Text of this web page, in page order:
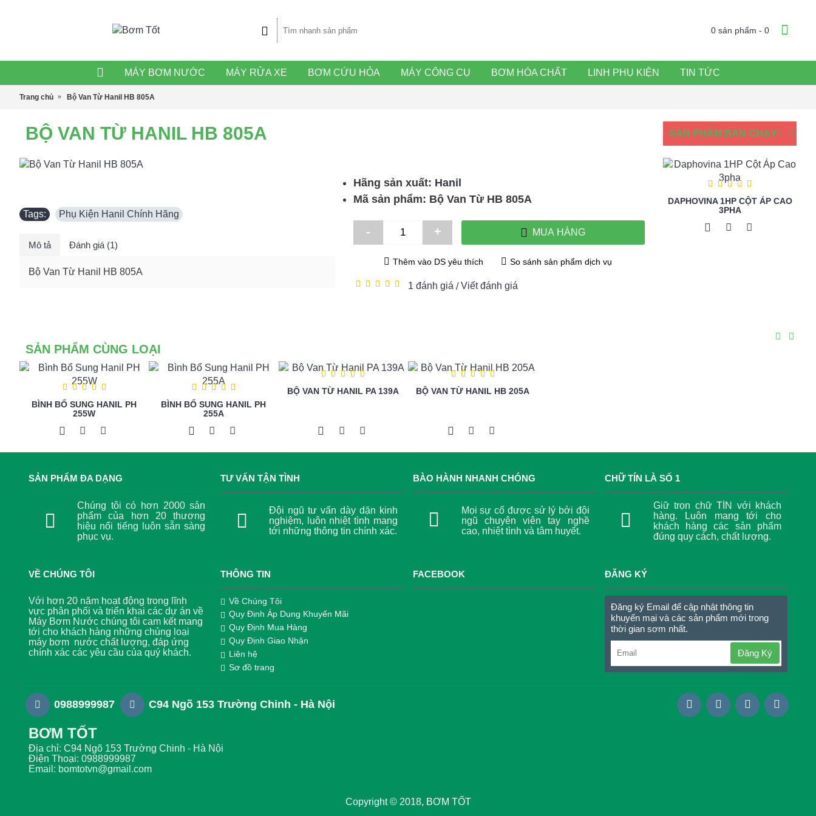
0 sản phẩm - 0
MÁY BƠM NƯỚC MÁY RỬA XE BƠM CỨU HỎA MÁY CÔNG CỤ BƠM HÓA CHẤT LINH PHỤ KIỆN TIN TỨC
Trang chủ Bộ Van Từ Hanil HB 805A
SẢN PHẨM BÁN CHẠY
DAPHOVINA 1HP CỘT ÁP CAO
3PHA
BỘ VAN TỪ HANIL HB 805A
Tags: Phụ Kiện Hanil Chính Hãng
Mô tả Đánh giá (1)
Bộ Van Từ Hanil HB 805A
Hãng sản xuất: Hanil
Mã sản phẩm: Bộ Van Từ HB 805A
- + MUA HÀNG
Thêm vào DS yêu thích So sánh sản phẩm dịch vụ
1 đánh giá /Viết đánh giá
SẢN PHẨM CÙNG LOẠI
BÌNH BỔ SUNG HANIL PH
255W
BÌNH BỔ SUNG HANIL PH
255A
BỘ VAN TỪ HANIL PA 139A BỘ VAN TỪ HANIL HB 205A
SẢN PHẨM ĐA DẠNG
Chúng tôi có hơn 2000 sản
phẩm của hơn 20 thương
hiệu nổi tiếng luôn sẵn sàng
phục vụ.
TƯ VẤN TẬN TÌNH
Đội ngũ tư vấn dày dặn kinh
nghiệm, luôn nhiệt tình mang
tới những thông tin chính xác.
BÀO HÀNH NHANH CHÓNG
Mọi sự cố được sử lý bởi đội
ngũ chuyên viên tay nghề
cao, nhiệt tình và tâm huyết.
CHỮ TÍN LÀ SỐ 1
Giữ trọn chữ TÍN với khách
hàng. Luôn mang tới cho
khách hàng các sản phẩm
đúng quy cách, chất lượng.
VỀ CHÚNG TÔI
Với hơn 20 năm hoạt động trong lĩnh
vực phân phối và triển khai các dự án về
Máy Bơm Nước chúng tôi cam kết mang
tới cho khách hàng những chủng loại
máy bơm nước chất lượng, đáp ứng
chính xác các yêu cầu của quý khách.
THÔNG TIN
Về Chúng Tôi
Quy Định Áp Dụng Khuyến Mãi
Quy Định Mua Hàng
Quy Định Giao Nhận
Liên hệ
Sơ đồ trang
FACEBOOK ĐĂNG KÝ
Đăng ký Email để cập nhật thông tin
khuyến mại và các sản phẩm mới trong
thời gian sơm nhất.
Đăng Ký
0988999987 C94 Ngõ 153 Trường Chinh - Hà Nội
BƠM TỐT
Địa chỉ: C94 Ngõ 153 Trường Chinh - Hà Nội
Điện Thoại: 0988999987
Email: bomtotvn@gmail.com
Copyright © 2018, BƠM TỐT